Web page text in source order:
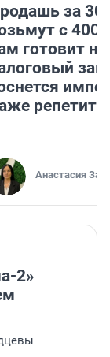
за
с
готовит
Анастасия
2»